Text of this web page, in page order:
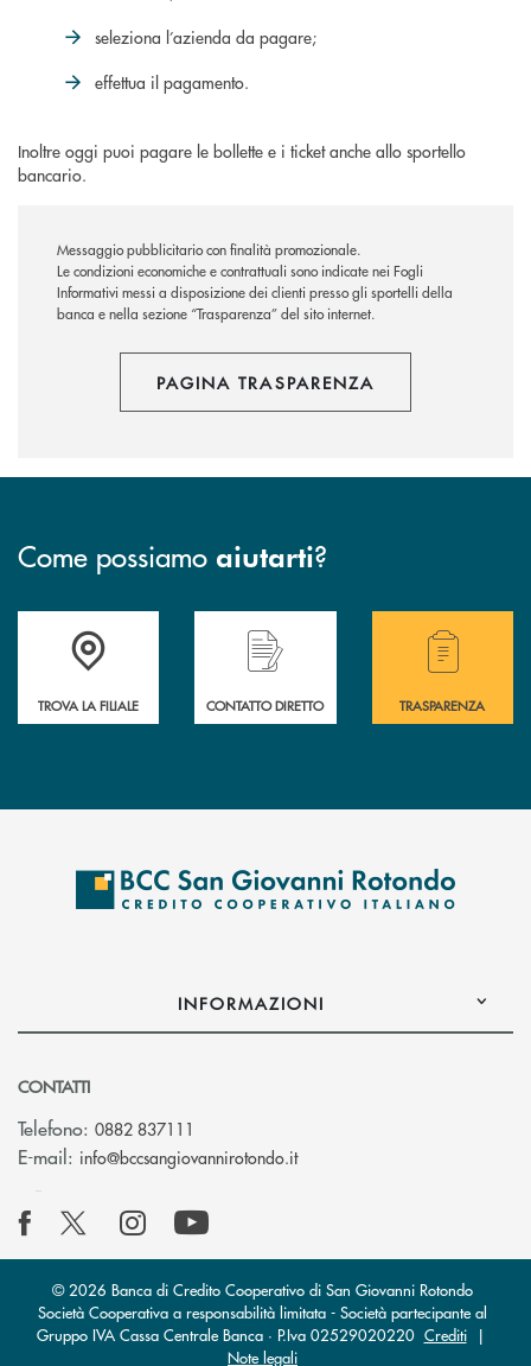
seleziona l’azienda da pagare;
effettua il pagamento.
Inoltre oggi puoi pagare le bollette e i ticket anche allo sportello
bancario.
Messaggio pubblicitario con finalità promozionale.
Le condizioni economiche e contrattuali sono indicate nei Fogli
Informativi messi a disposizione dei clienti presso gli sportelli della
banca e nella sezione “Trasparenza” del sito internet.
PAGINA TRASPARENZA
Come possiamo aiutarti?
Accedi all' elenco completo delle filiali della BCC San Giovanni
TROVA LA FILIALE
Hai bisogno di assistenza immediata?
CONTATTO DIRETTO
Hai bisogno di
TRASPARENZA
INFORMAZIONI
CONTATTI
Telefono: 0882 837111
E-mail: info@bccsangiovannirotondo.it(si apre l’app di posta
© 2026 Banca di Credito Cooperativo di San Giovanni Rotondo
Società Cooperativa a responsabilità limitata - Società partecipante al
Gruppo IVA Cassa Centrale Banca · P.Iva 02529020220 Crediti|
Note legali